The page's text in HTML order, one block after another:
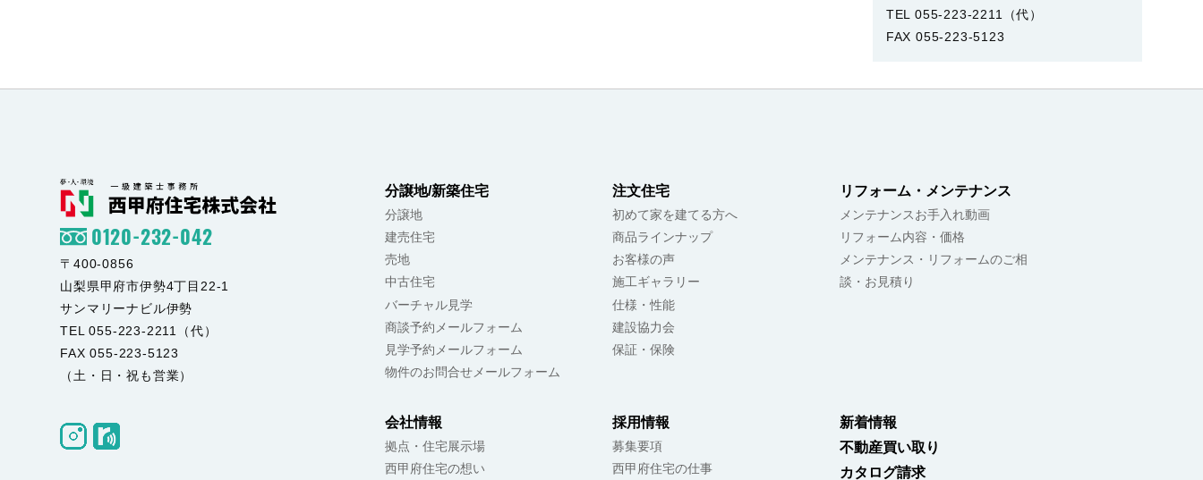
TEL 055-223-2211（代）
FAX 055-223-5123
分譲地/新築住宅
分譲地
建売住宅
売地
中古住宅
バーチャル見学
商談予約メールフォーム
見学予約メールフォーム
物件のお問合せメールフォーム
注文住宅
初めて家を建てる方へ
商品ラインナップ
お客様の声
施工ギャラリー
仕様・性能
建設協力会
保証・保険
リフォーム・メンテナンス
メンテナンスお手入れ動画
リフォーム内容・価格
メンテナンス・リフォームのご相
談・お見積り
会社情報
拠点・住宅展示場
西甲府住宅の想い
採用情報
募集要項
西甲府住宅の仕事
新着情報
不動産買い取り
カタログ請求
0120-232-042
〒400-0856
山梨県甲府市伊勢4丁目22-1
サンマリーナビル伊勢
TEL 055-223-2211（代）
FAX 055-223-5123
（土・日・祝も営業）